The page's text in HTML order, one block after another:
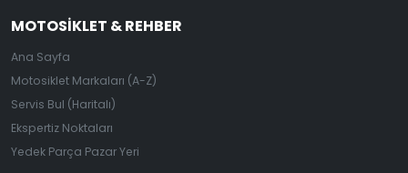
MOTOSIKLET & REHBER
Ana Sayfa
Motosiklet Markaları (A-Z)
Servis Bul (Haritalı)
Ekspertiz Noktaları
Yedek Parça Pazar Yeri